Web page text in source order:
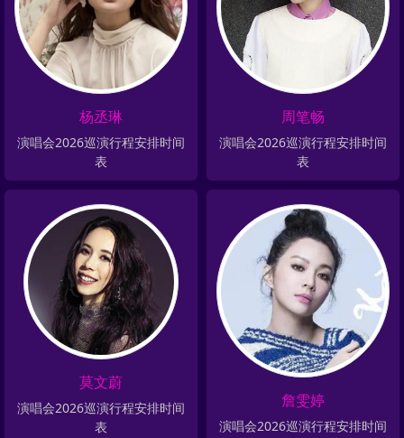
杨丞琳
演唱会2026巡演行程安排时间
表
周笔畅
演唱会2026巡演行程安排时间
表
莫文蔚
演唱会2026巡演行程安排时间
表
詹雯婷
演唱会2026巡演行程安排时间